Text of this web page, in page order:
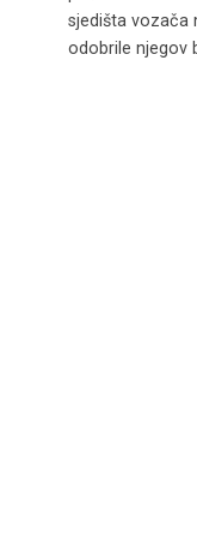
sjedišta vozača
odobrile njegov